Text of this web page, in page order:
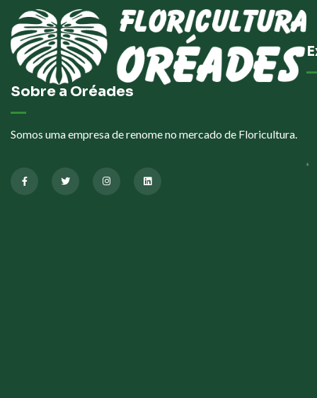
Sobre a Oréades
Somos uma empresa de renome no mercado de Floricultura.